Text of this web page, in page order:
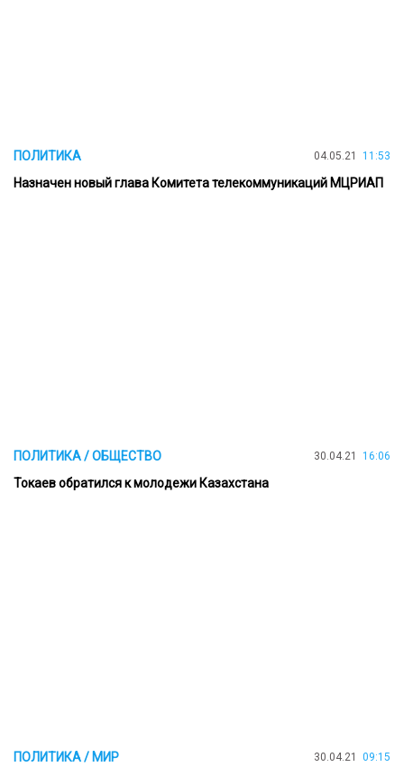
ПОЛИТИКА 04.05.21 11:53
Назначен новый глава Комитета телекоммуникаций МЦРИАП
ПОЛИТИКА / ОБЩЕСТВО 30.04.21 16:06
Токаев обратился к молодежи Казахстана
ПОЛИТИКА / МИР 30.04.21 09:15